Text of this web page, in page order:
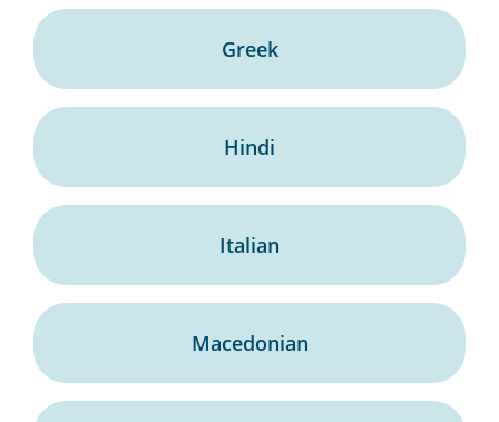
Greek
Hindi
Italian
Macedonian